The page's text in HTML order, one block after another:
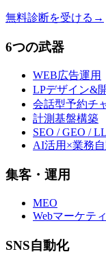
無料診断を受ける →
6つの武器
WEB広告運用
LPデザイン&
会話型予約チ
計測基盤構築
SEO / GEO /
AI活用×業務
集客・運用
MEO
Webマーケテ
SNS自動化